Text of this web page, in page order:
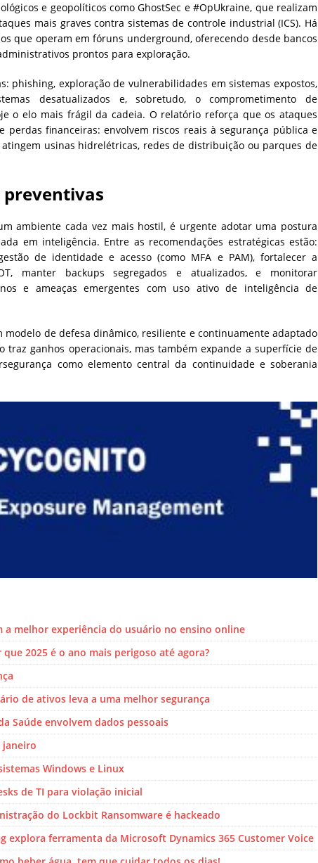
e geopolíticos como GhostSec e #OpUkraine, que realizam
mais graves contra sistemas de controle industrial (ICS). Há
que operam em fóruns underground, oferecendo desde bancos
prontos para exploração.
phishing, exploração de vulnerabilidades em sistemas expostos,
desatualizados e, sobretudo, o comprometimento de
o elo mais frágil da cadeia. O relatório reforça que os ataques
perdas financeiras: envolvem riscos reais à segurança pública e
usinas hidrelétricas, redes de distribuição ou parques de
preventivas
ambiente cada vez mais hostil, é urgente adotar uma postura
em inteligência. Entre as recomendações estratégicas estão:
de identidade e acesso (como MFA e PAM), fortalecer a
manter backups segregados e atualizados, e monitorar
e ameaças emergentes com uso ativo de inteligência de
modelo de defesa dinâmico, resiliente e continuamente adaptado
traz ganhos operacionais, mas também expande a superfície de
como elemento central da continuidade e soberania
a melhor experiência do usuário no ensino online
2025 é o ano mais perigoso até agora?
de ativos leva a uma melhor segurança
Saúde envolvem dados pessoais
janeiro
Windows e Linux
de TI para violação inicial
do Lockbit Ransomware é hackeado
explora ferramenta da Microsoft Dynamics 365 Customer Voice